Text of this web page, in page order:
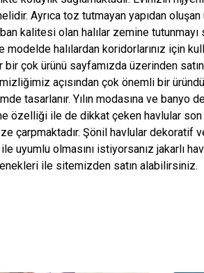
Ayrıca toz tutmayan yapıdan
kalitesi olan halılar zemine tutunmayı
modelde halılardan koridorlarınız için
bir çok ürünü sayfamızda üzerinden
açısından çok önemli bir
tasarlanır. Yılın modasına ve banyo
özelliği ile de dikkat çeken havlular son
çarpmaktadır. Şönil havlular dekoratif ve
uyumlu olmasını istiyorsanız jakarlı
ile sitemizden satın alabilirsiniz.